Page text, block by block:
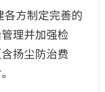
各方制定完善的
理并加强检
扬尘防治费